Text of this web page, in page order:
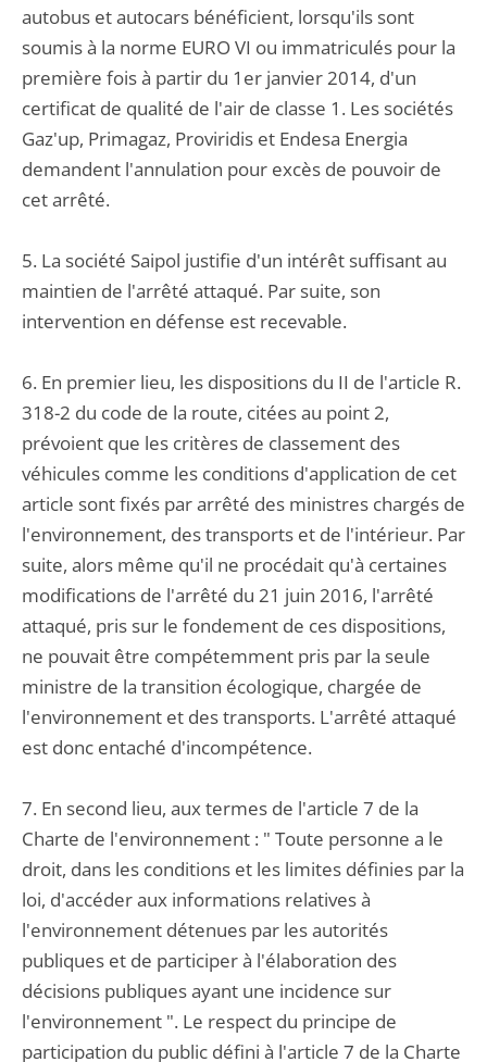
autobus et autocars bénéficient, lorsqu'ils sont
soumis à la norme EURO VI ou immatriculés pour la
première fois à partir du 1er janvier 2014, d'un
certificat de qualité de l'air de classe 1. Les sociétés
Gaz'up, Primagaz, Proviridis et Endesa Energia
demandent l'annulation pour excès de pouvoir de
cet arrêté.
5. La société Saipol justifie d'un intérêt suffisant au
maintien de l'arrêté attaqué. Par suite, son
intervention en défense est recevable.
6. En premier lieu, les dispositions du II de l'article R.
318-2 du code de la route, citées au point 2,
prévoient que les critères de classement des
véhicules comme les conditions d'application de cet
article sont fixés par arrêté des ministres chargés de
l'environnement, des transports et de l'intérieur. Par
suite, alors même qu'il ne procédait qu'à certaines
modifications de l'arrêté du 21 juin 2016, l'arrêté
attaqué, pris sur le fondement de ces dispositions,
ne pouvait être compétemment pris par la seule
ministre de la transition écologique, chargée de
l'environnement et des transports. L'arrêté attaqué
est donc entaché d'incompétence.
7. En second lieu, aux termes de l'article 7 de la
Charte de l'environnement : " Toute personne a le
droit, dans les conditions et les limites définies par la
loi, d'accéder aux informations relatives à
l'environnement détenues par les autorités
publiques et de participer à l'élaboration des
décisions publiques ayant une incidence sur
l'environnement ". Le respect du principe de
participation du public défini à l'article 7 de la Charte